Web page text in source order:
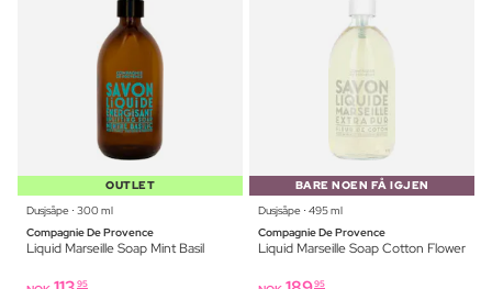
OUTLET
Dusjsåpe ⋅ 300 ml
Compagnie De Provence
Liquid Marseille Soap Mint Basil
95
BARE NOEN FÅ IGJEN
Dusjsåpe ⋅ 495 ml
Compagnie De Provence
Liquid Marseille Soap Cotton Flower
95